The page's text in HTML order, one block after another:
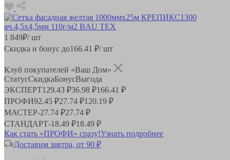
1 849₽/ шт
Скидка и бонус до166.41 ₽/ шт
Клуб покупателей «Ваш Дом»
СтатусСкидкаБонусВыгода
ЭКСПЕРТ129.43 ₽36.98 ₽166.41 ₽
ПРОФИ92.45 ₽27.74 ₽120.19 ₽
МАСТЕР-27.74 ₽27.74 ₽
СТАНДАРТ-18.49 ₽18.49 ₽
Как стать «ПРОФИ» сразу!Узнать подробнее
Доставим завтра, от 90 ₽